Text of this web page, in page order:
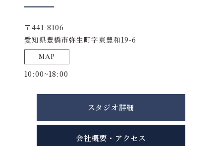
〒441-8106
愛知県豊橋市弥生町字東豊和19-6
MAP
10:00~18:00
スタジオ詳細
会社概要・アクセス